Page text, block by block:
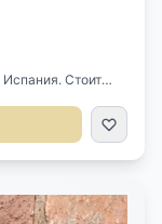
Испания. Стоит